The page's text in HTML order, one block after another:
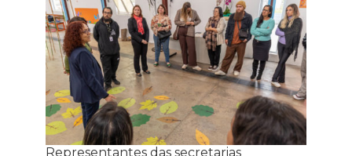
Representantes das secretarias